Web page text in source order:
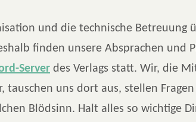
und die technische Betreuung
finden unsere Absprachen und
Server des Verlags statt. Wir, die
tauschen uns dort aus, stellen
Blödsinn. Halt alles so wichtige